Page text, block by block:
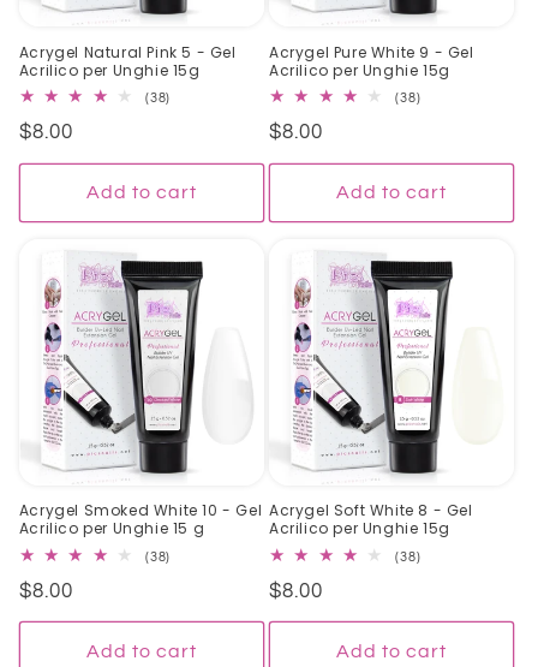
Acrygel Natural Pink 5 - Gel
Acrilico per Unghie 15g
(38)
Regular
price
$8.00
Add to cart
Acrygel Pure White 9 - Gel
Acrilico per Unghie 15g
(38)38
Regular
price
$8.00
Add to cart
Acrygel Smoked White 10 - Gel
Acrilico per Unghie 15 g
(38)
Regular
price
$8.00
Add to cart
Acrygel Soft White 8 - Gel
Acrilico per Unghie 15g
(38)38
Regular
price
$8.00
Add to cart